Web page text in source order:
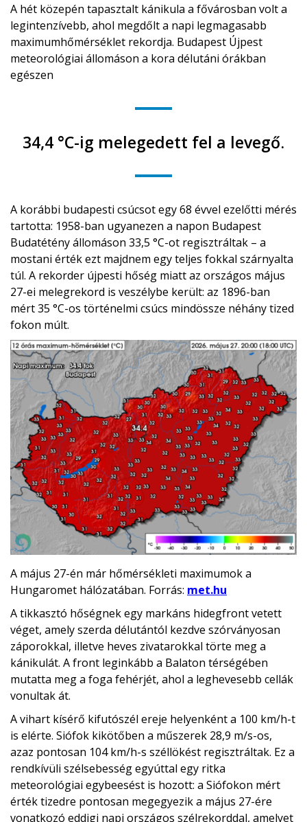
A hét közepén tapasztalt kánikula a fővárosban volt a
legintenzívebb, ahol megdőlt a napi legmagasabb
maximumhőmérséklet rekordja. Budapest Újpest
meteorológiai állomáson a kora délutáni órákban
egészen
34,4 °C-ig melegedett fel a levegő.
A korábbi budapesti csúcsot egy 68 évvel ezelőtti mérés
tartotta: 1958-ban ugyanezen a napon Budapest
Budatétény állomáson 33,5 °C-ot regisztráltak – a
mostani érték ezt majdnem egy teljes fokkal szárnyalta
túl. A rekorder újpesti hőség miatt az országos május
27-ei melegrekord is veszélybe került: az 1896-ban
mért 35 °C-os történelmi csúcs mindössze néhány tized
fokon múlt.
A május 27-én már hőmérsékleti maximumok a
Hungaromet hálózatában. Forrás: met.hu
A tikkasztó hőségnek egy markáns hidegfront vetett
véget, amely szerda délutántól kezdve szórványosan
záporokkal, illetve heves zivatarokkal törte meg a
kánikulát. A front leginkább a Balaton térségében
mutatta meg a foga fehérjét, ahol a leghevesebb cellák
vonultak át.
A vihart kísérő kifutószél ereje helyenként a 100 km/h-t
is elérte. Siófok kikötőben a műszerek 28,9 m/s-os,
azaz pontosan 104 km/h-s széllökést regisztráltak. Ez a
rendkívüli szélsebesség egyúttal egy ritka
meteorológiai egybeesést is hozott: a Siófokon mért
érték tizedre pontosan megegyezik a május 27-ére
vonatkozó eddigi napi országos szélrekorddal, amelyet